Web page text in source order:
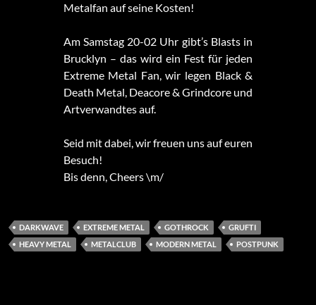
Metalfan auf seine Kosten!
Am Samstag 20-02 Uhr gibt’s Blasts in
Brucklyn – das wird ein Fest für jeden
Extreme Metal Fan, wir legen Black &
Death Metal, Deacore & Grindcore und
Artverwandtes auf.
Seid mit dabei, wir freuen uns auf euren
Besuch!
Bis denn, Cheers \m/
DARKWAVE EXTREME METAL GOTHROCK
GRUFTI
HEAVY METAL
METALCLUB MODERN METAL POSTPUNK